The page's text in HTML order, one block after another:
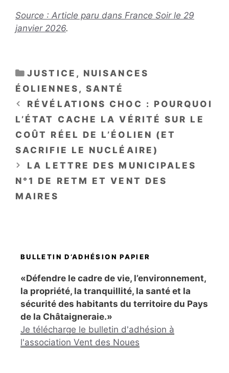
Source : Article paru dans France Soir le 29
janvier 2026.
CATÉGORIES
JUSTICE , NUISANCES
ÉOLIENNES ,SANTÉ
RÉVÉLATIONS CHOC : POURQUOI
L’ÉTAT CACHE LA VÉRITÉ SUR LE
COÛT RÉEL DE L’ÉOLIEN (ET
SACRIFIE LE NUCLÉAIRE)
LA LETTRE DES MUNICIPALES
N°1 DE RETM ET VENT DES
MAIRES
BULLETIN D’ADHÉSION PAPIER
«Défendre le cadre de vie, l’environnement,
la propriété, la tranquillité, la santé et la
sécurité des habitants du territoire du Pays
de la Châtaigneraie.»
Je télécharge le bulletin d'adhésion à
l'association Vent des Noues